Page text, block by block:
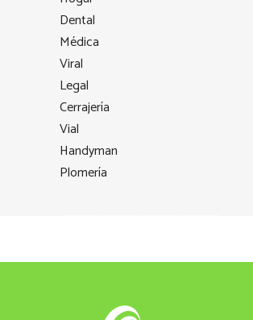
Dental
Médica
Viral
Legal
Cerrajería
Vial
Handyman
Plomería